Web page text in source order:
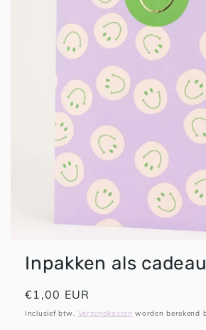
Inpakken als
Normale
prijs
€1,00 EUR
Inclusief btw. Verzendkosten worden berekend